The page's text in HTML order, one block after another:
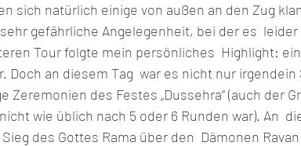
sich natürlich einige von außen an den Zug
gefährliche Angelegenheit, bei der es
Tour folgte mein persönliches  Highlight:
Doch an diesem Tag  war es nicht nur
Zeremonien des Festes „Dussehra“ (auch der
wie üblich nach 5 oder 6 Runden war). An
des Gottes Rama über den  Dämonen